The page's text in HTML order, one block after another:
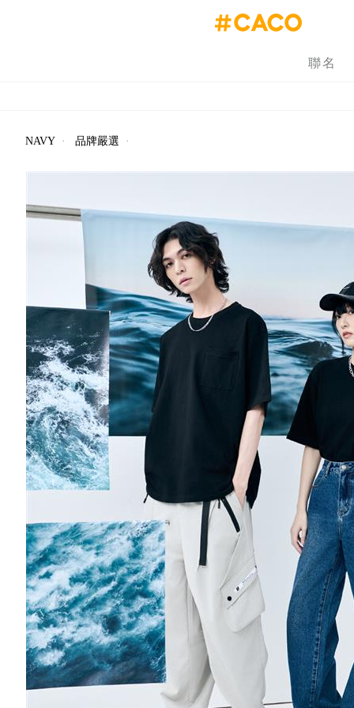
聯名
NAVY · 品牌嚴選 ·